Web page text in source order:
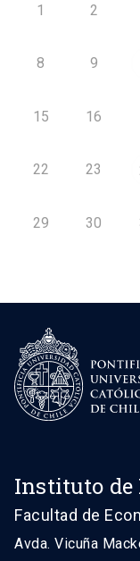
1 2
8 9
15 16
22 23
29 30
Instituto de
Facultad de
Avda. Vicuña